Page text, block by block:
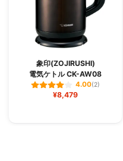
象印(ZOJIRUSHI)
電気ケトル CK-AW08
4.00(2)
¥8,479